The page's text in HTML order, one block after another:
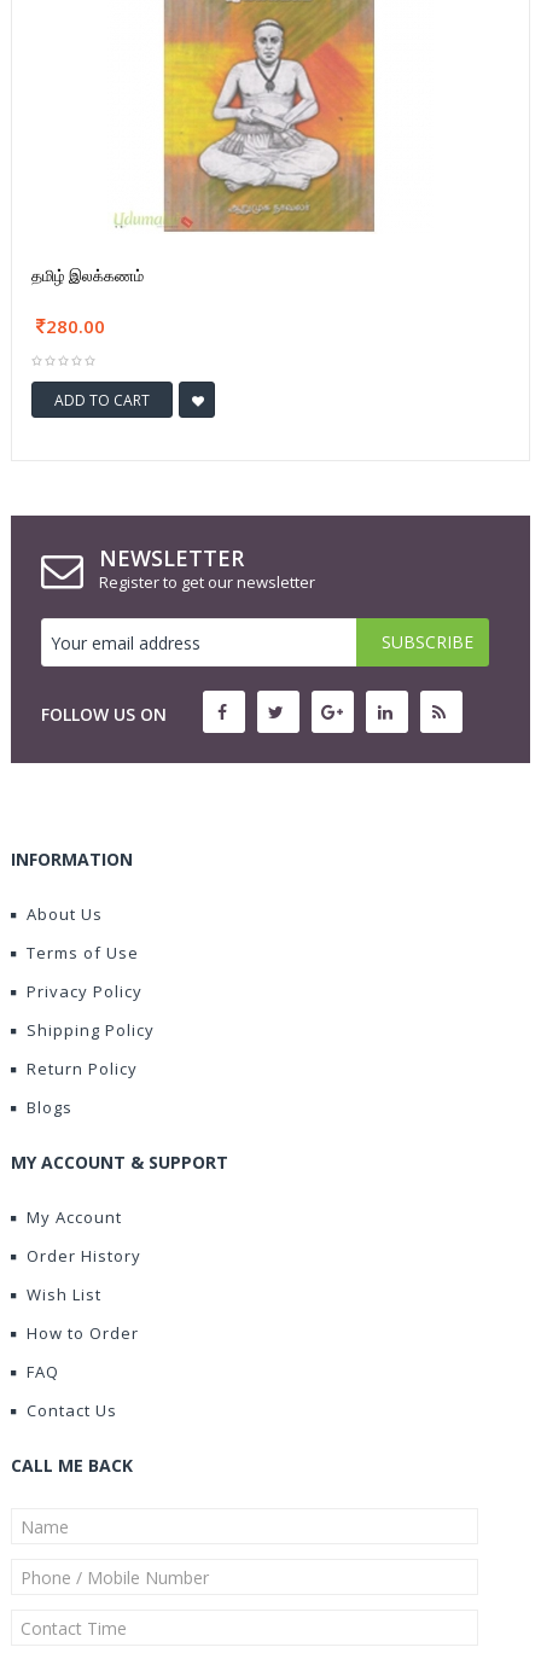
தமிழ் இலக்கணம்
280.00
ADD TO CART
NEWSLETTER
Register to get our newsletter
FOLLOW US ON
INFORMATION
About Us
Terms of Use
Privacy Policy
Shipping Policy
Return Policy
Blogs
MY ACCOUNT & SUPPORT
My Account
Order History
Wish List
How to Order
FAQ
Contact Us
CALL ME BACK